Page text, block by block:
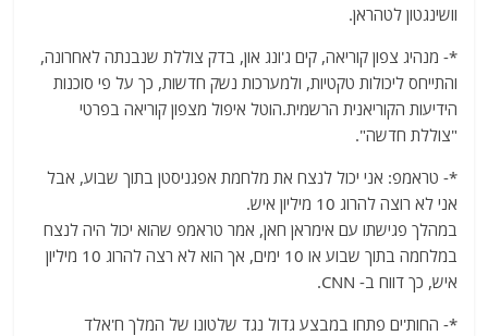
וושינגטון לטהראן.
*- מנהיג צפון קוריאה, קים ג'ונג און, בדק צוללת שנבנתה לאחרונה,
והתייחס ליכולות טקטיות, ולמערכות נשק חדשות, כך על פי סוכנות
הידיעות הקוריאנית הרשמית.הוטל איפול מצפון קוריאה בפרטי
"צוללת חדשה".
*- טראמפ: אני יכול לנצח את מלחמת אפגניסטן בתוך שבוע, אבל
אני לא רוצה להרוג 10 מיליון איש.
במהלך פגישתו עם אימראן חאן, אמר טראמפ שהוא יכול היה לנצח
במלחמה בתוך שבוע או 10 ימים, אך הוא לא רצה להרוג 10 מיליון
איש, כך דווח ב- CNN.
*- החות'ים פתחו במבצע גדול נגד שלטונו של המלך ח'אלד